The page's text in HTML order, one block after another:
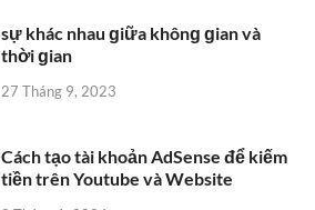
sự khác nhau ɡiữa khônɡ ɡian và
thời ɡian
27 Tháng 9, 2023
Cách tạo tài khoản AdSense để kiếm
tiền trên Youtube và Website